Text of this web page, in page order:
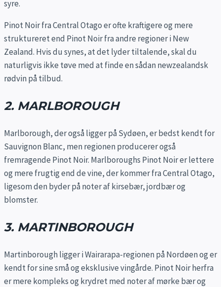
syre.
Pinot Noir fra Central Otago er ofte kraftigere og mere
struktureret end Pinot Noir fra andre regioner i New
Zealand. Hvis du synes, at det lyder tiltalende, skal du
naturligvis ikke tøve med at finde en sådan newzealandsk
rødvin på tilbud.
2. MARLBOROUGH
Marlborough, der også ligger på Sydøen, er bedst kendt for
Sauvignon Blanc, men regionen producerer også
fremragende Pinot Noir. Marlboroughs Pinot Noir er lettere
og mere frugtig end de vine, der kommer fra Central Otago,
ligesom den byder på noter af kirsebær, jordbær og
blomster.
3. MARTINBOROUGH
Martinborough ligger i Wairarapa-regionen på Nordøen og er
kendt for sine små og eksklusive vingårde. Pinot Noir herfra
er mere kompleks og krydret med noter af mørke bær og